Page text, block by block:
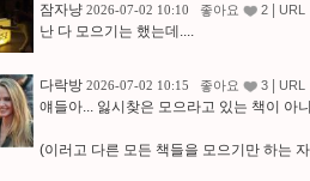
잠자냥 2026-07-02 10:10 좋아요 2 URL
난 다 모으기는 했는데....
다락방 2026-07-02 10:15 좋아요 3 URL
얘들아... 잃시찾은 모으라고 있는 책이 아
(이러고 다른 모든 책들을 모으기만 하는